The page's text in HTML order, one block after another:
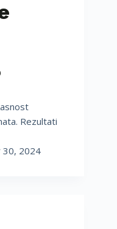
Rezultati
30, 2024